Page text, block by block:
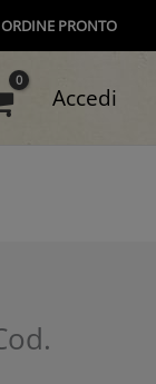
PRONTO
Accedi